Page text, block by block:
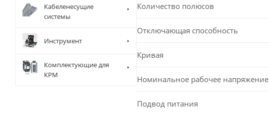
Количество полюсов
Отключающая способность
Кривая
Номинальное рабочее напряжение
Подвод питания
Кабеленесущие
системы
Инструмент
Комплектующие для
КРМ